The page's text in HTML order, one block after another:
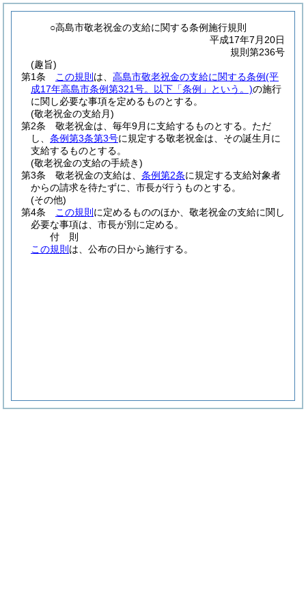
○高島市敬老祝金の支給に関する条例施行規則
平成17年7月20日
規則第236号
(趣旨)
第1条
この規則 は、 高島市敬老祝金の支給に関する条例(平
成17年高島市条例第321号。以下「条例」という。)の施行
に関し必要な事項を定めるものとする。
(敬老祝金の支給月)
第2条
敬老祝金は、毎年9月に支給するものとする。 ただ
し、 条例第3条第3号に規定する敬老祝金は、その誕生月に
支給するものとする。
(敬老祝金の支給の手続き)
第3条
敬老祝金の支給は、 条例第2条に規定する支給対象者
からの請求を待たずに、市長が行うものとする。
(その他)
第4条
この規則 に定めるもののほか、敬老祝金の支給に関し
必要な事項は、市長が別に定める。
付 則
この規則 は、公布の日から施行する。